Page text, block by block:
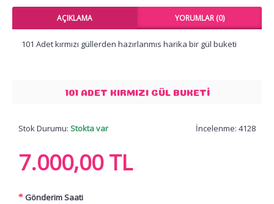
AÇIKLAMA YORUMLAR (0)
101 Adet kırmızı güllerden hazırlanmıs harika bir gül buketi
101 ADET KIRMIZI GÜL BUKETI
İncelenme: 4128
Stok Durumu: Stokta var
7.000,00 TL
Gönderim Saati